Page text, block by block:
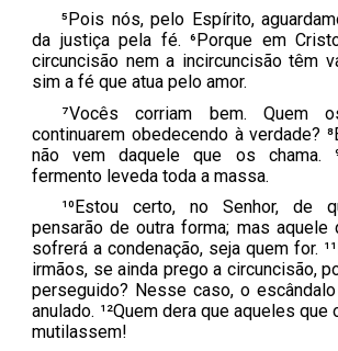
⁵Pois nós, pelo Espírito,
da justiça pela fé. ⁶Porque em
circuncisão nem a incircuncisão têm
sim a fé que atua pelo amor.
⁷Vocês corriam bem. Quem
continuarem obedecendo à verdade?
não vem daquele que os chama.
fermento leveda toda a massa.
¹⁰Estou certo, no Senhor, de
pensarão de outra forma; mas aquele
sofrerá a condenação, seja quem for.
irmãos, se ainda prego a circuncisão,
perseguido? Nesse caso, o
anulado. ¹²Quem dera que aqueles
mutilassem!